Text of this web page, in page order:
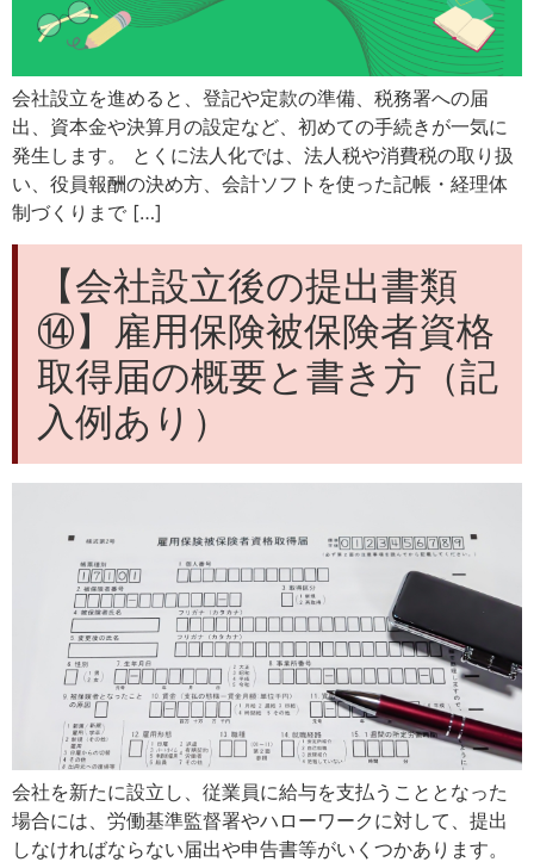
会社設立を進めると、登記や定款の準備、税務署への届
出、資本金や決算月の設定など、初めての手続きが一気に
発生します。 とくに法人化では、法人税や消費税の取り扱
い、役員報酬の決め方、会計ソフトを使った記帳・経理体
制づくりまで […]
【会社設立後の提出書類
⑭】雇用保険被保険者資格
取得届の概要と書き方（記
入例あり）
会社を新たに設立し、従業員に給与を支払うこととなった
場合には、労働基準監督署やハローワークに対して、提出
しなければならない届出や申告書等がいくつかあります。